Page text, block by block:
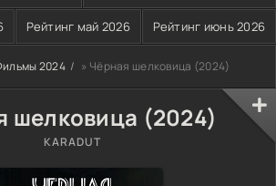
Рейтинг май 2026 Рейтинг июнь 2026
2024 » Чёрная шелковица (2024)
шелковица (2024)
KARADUT